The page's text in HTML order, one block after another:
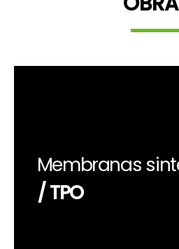
Membranas
/ TPO